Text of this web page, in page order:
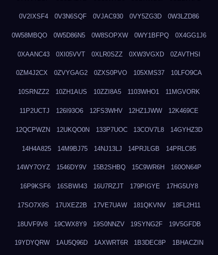
0V2IXSF4 0V3N6SQF 0VJAC930 0VY5ZG3D 0W3LZD86
0W58MBQO 0W5D86N5 0W8SOPXW 0WY1BFPQ 0X4GG1J6
0XAANC43 0XI05VVT 0XLR0SZZ 0XW3VGXD 0ZAVTHSI
0ZM4J2CX 0ZVYGAG2 0ZXS0PVO 105XMS37 10LFO9CA
10SRNZZ2 10ZH1AUS 10ZZI8A5 1103WHO1 11MGVORK
11P2UCTJ 126I93O6 12FS3WHV 12HZ1JWW 12K469CE
12QCPWZN 12UKQO0N 133P7UOC 13COV7L8 14GYHZ3D
14H4A825 14M9BJ75 14NJ13LJ 14PRJLGB 14PRLC85
14WY7OYZ 1546DY9V 15B2SHBQ 15C9WR6H 160ON64P
16P9KSF6 16SBWI43 16U7RZJT 179PIGYE 17HG5UY8
17SO7X9S 17UXEZ2B 17VE7UAW 181QKVNV 18FL2H11
18UVF9V8 19CWX8Y9 19S0NNZV 19SYNG2F 19V5GFDB
19YDYQRW 1AU5Q96D 1AXWRT6R 1B3DEC8P 1BHACZIN